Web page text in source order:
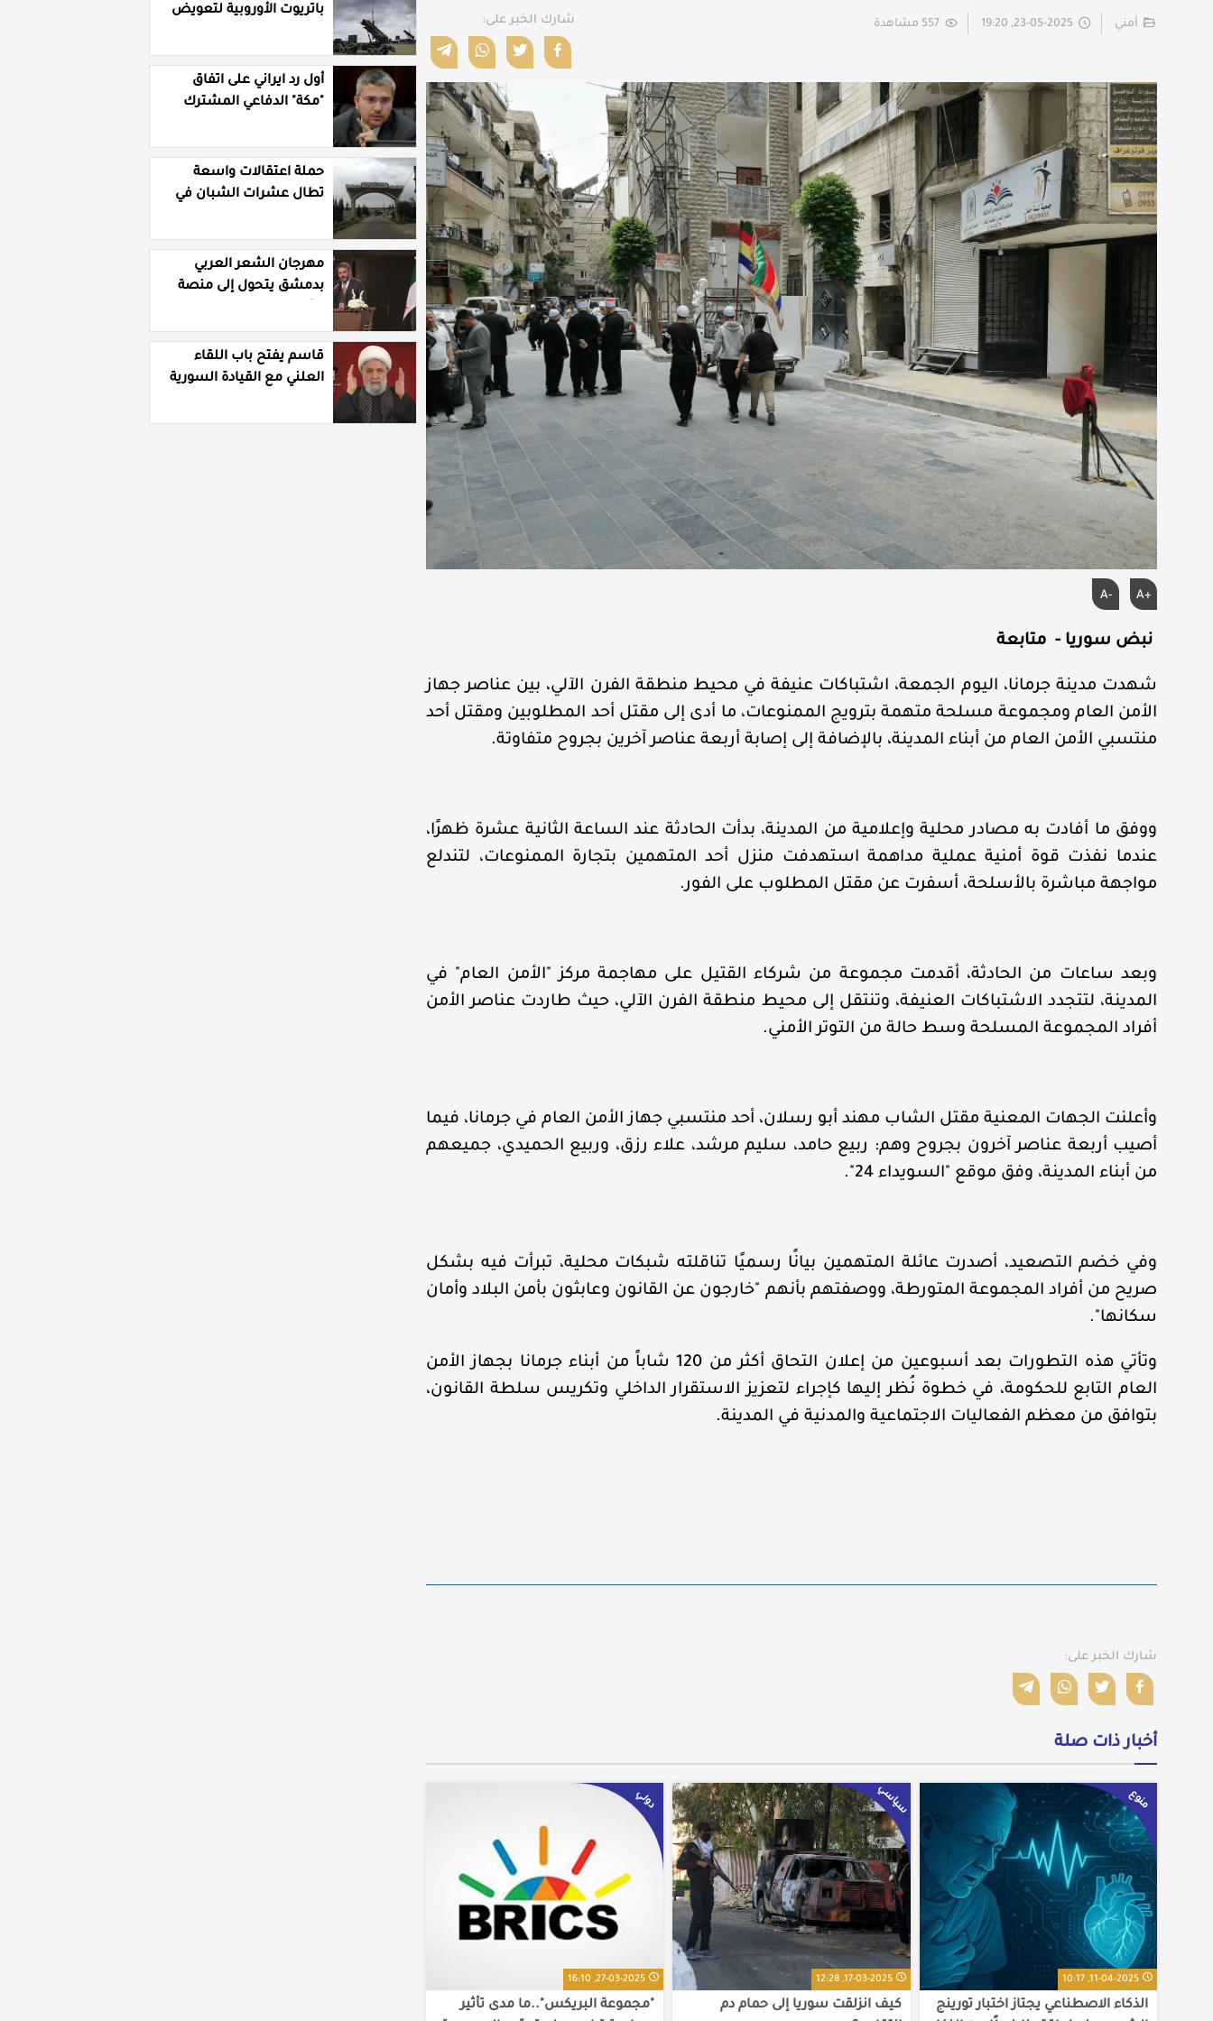
أمني شارك الخبر على:
A+
A-
نبض سوريا - متابعة
شهدت مدينة جرمانا، اليوم الجمعة، اشتباكات عنيفة في محيط منطقة الفرن الآلي، بين عناصر جهاز
الأمن العام ومجموعة مسلحة متهمة بترويج الممنوعات، ما أدى إلى مقتل أحد المطلوبين ومقتل أحد
منتسبي الأمن العام من أبناء المدينة، بالإضافة إلى إصابة أربعة عناصر آخرين بجروح متفاوتة.
ووفق ما أفادت به مصادر محلية وإعلامية من المدينة، بدأت الحادثة عند الساعة الثانية عشرة ظهرًا،
عندما نفذت قوة أمنية عملية مداهمة استهدفت منزل أحد المتهمين بتجارة الممنوعات، لتندلع
مواجهة مباشرة بالأسلحة، أسفرت عن مقتل المطلوب على الفور.
وبعد ساعات من الحادثة، أقدمت مجموعة من شركاء القتيل على مهاجمة مركز "الأمن العام" في
المدينة، لتتجدد الاشتباكات العنيفة، وتنتقل إلى محيط منطقة الفرن الآلي، حيث طاردت عناصر الأمن
أفراد المجموعة المسلحة وسط حالة من التوتر الأمني.
وأعلنت الجهات المعنية مقتل الشاب مهند أبو رسلان، أحد منتسبي جهاز الأمن العام في جرمانا، فيما
أصيب أربعة عناصر آخرون بجروح وهم: ربيع حامد، سليم مرشد، علاء رزق، وربيع الحميدي، جميعهم
من أبناء المدينة، وفق موقع "السويداء 24".
وفي خضم التصعيد، أصدرت عائلة المتهمين بيانًا رسميًا تناقلته شبكات محلية، تبرأت فيه بشكل
صريح من أفراد المجموعة المتورطة، ووصفتهم بأنهم "خارجون عن القانون وعابثون بأمن البلاد وأمان
سكانها".
وتأتي هذه التطورات بعد أسبوعين من إعلان التحاق أكثر من 120 شاباً من أبناء جرمانا بجهاز الأمن
العام التابع للحكومة، في خطوة نُظر إليها كإجراء لتعزيز الاستقرار الداخلي وتكريس سلطة القانون،
بتوافق من معظم الفعاليات الاجتماعية والمدنية في المدينة.
شارك الخبر على:
أخبار ذات صلة
منوع
11-04-2025, 10:17
الذكاء الاصطناعي يجتاز اختبار تورينج
سياسي
17-03-2025, 12:28
كيف انزلقت سوريا إلى حمام دم
دولي
27-03-2025, 16:10
"مجموعة البريكس"..ما مدى تأثير
باتريوت الأوروبية لتعويض
في مواجهة ايران
أول رد ايراني على اتفاق
"مكة" الدفاعي المشترك
حملة اعتقالات واسعة
تطال عشرات الشبان في
الشرقي
مهرجان الشعر العربي
بدمشق يتحول إلى منصة
السوريات والعربيات
قاسم يفتح باب اللقاء
العلني مع القيادة السورية
بـ"خدمة إسرائيل"